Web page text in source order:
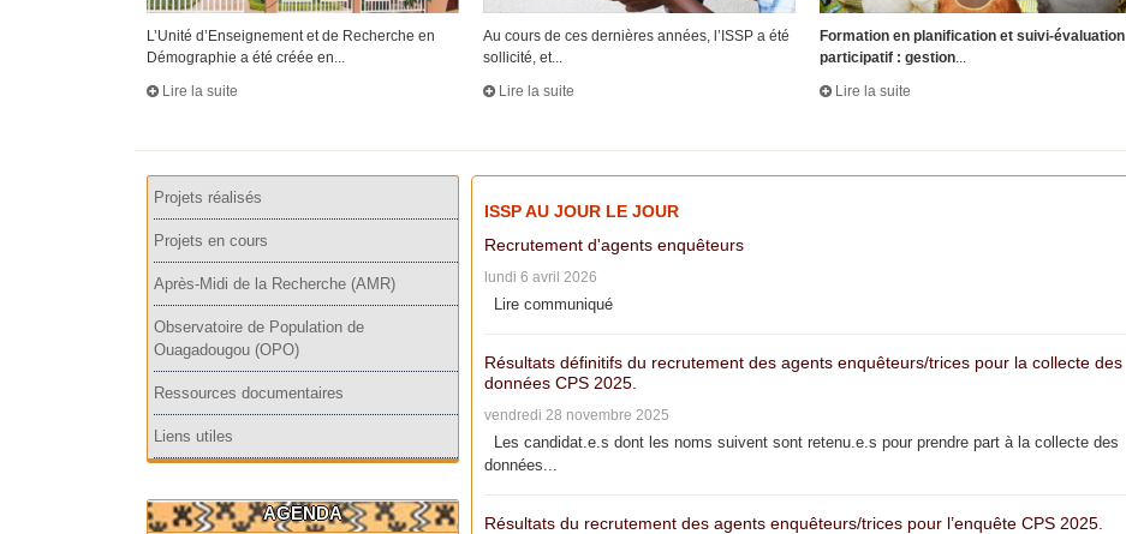
L’Unité d’Enseignement et de Recherche en
Démographie a été créée en...
Lire la suite
Au cours de ces dernières années, l’ISSP a été
sollicité, et...
Lire la suite
Formation en planification et suivi-évaluation
participatif : gestion
Lire la suite
ISSP AU JOUR LE JOUR
Recrutement d'agents enquêteurs
lundi 6 avril 2026
Lire communiqué
Résultats définitifs du recrutement des agents enquêteurs/trices pour la collecte des
données CPS 2025.
vendredi 28 novembre 2025
Les candidat.e.s dont les noms suivent sont retenu.e.s pour prendre part à la collecte des
données...
Résultats du recrutement des agents enquêteurs/trices pour l’enquête CPS 2025.
Projets réalisés
Projets en cours
Après-Midi de la Recherche (AMR)
Observatoire de Population de
Ouagadougou (OPO)
Ressources documentaires
Liens utiles
AGENDA